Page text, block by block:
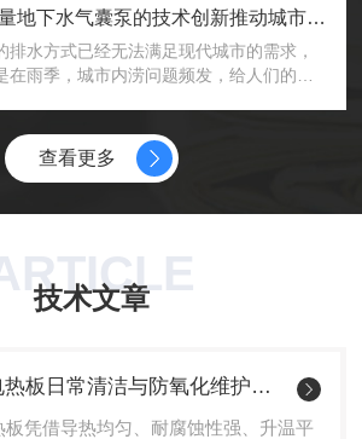
游生物分布不均，造成计数偏差。此外，
员为节...
理和特点：1.渗透泵采样器：工作原理：
样本和泵内的驱动液（通常是水或酒
驱动液在泵内被压力增加，从而通过半透
采样器的采样室，将地下水推入采样室。
透膜只允许水分子通过，这样可以避免泵
动液与地下水混合。特点：渗透泵采样器
确控制采样速率...
低流量地下水气囊泵的技术创新推动城市排水系统升级
排水方式已经无法满足现代城市的需求，
在雨季，城市内涝问题频发，给人们的生
定量的气体，使泵内的气压增大，从而推
出口排出。其技术创新为城市排水系统的
其扬程较高，适用于城市排水系统。2.高
，能够有效提高排水速度。3.节能环保：
用电力，只需注入气体即可工作，既节能
。4...
查看更多
技术文章
数显恒温石墨电热板日常清洁与防氧化维护保养
凭借导热均匀、耐腐蚀性强、升温平